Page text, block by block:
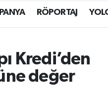
RÖPORTAJ
Kredi’den
değer
ve Fikstür